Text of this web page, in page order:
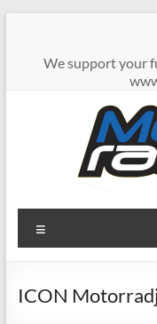
springenWe support your
ICON